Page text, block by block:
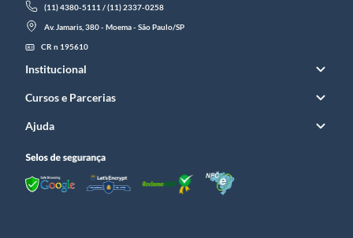
(11) 4380-5111 / (11) 2337-0258
Av. Jamaris, 380 - Moema - São Paulo/SP
CR n 195610
Institucional
Cursos e Parcerias
Ajuda